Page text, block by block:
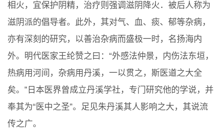
相火，宜保护阴精，治疗则强调滋阴降火．被后人称为
滋阴派的倡导者。此外，其对气、血、痰、郁等杂病，
亦有深刻的研究，以善治杂病而盛极一时，名扬海内
外。明代医家王纶赞之曰：“外感法仲景，内伤法东垣，
热病用河间，杂病用丹溪，一以贯之，斯医道之大全
矣。”日本医界曾成立丹溪学社，专门研究他的学说，并
奉其为“医中之圣”。足见朱丹溪其人影响之大，其说流
传之广。